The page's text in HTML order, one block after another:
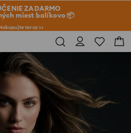
ZADARMO
miest balíkovo 📦
teraz >>